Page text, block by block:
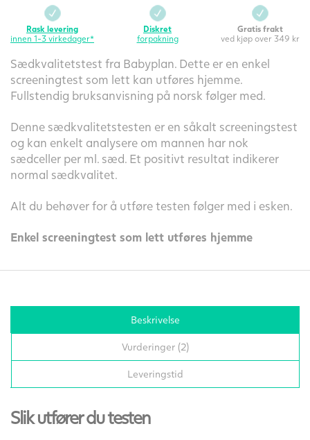
Rask levering
innen 1-3 virkedager*
Diskret
forpakning
Gratis frakt
ved kjøp over 349 kr
Sædkvalitetstest fra Babyplan. Dette er en enkel
screeningtest som lett kan utføres hjemme.
Fullstendig bruksanvisning på norsk følger med.
Denne sædkvalitetstesten er en såkalt screeningstest
og kan enkelt analysere om mannen har nok
sædceller per ml. sæd. Et positivt resultat indikerer
normal sædkvalitet.
Alt du behøver for å utføre testen følger med i esken.
Enkel screeningtest som lett utføres hjemme
Beskrivelse
Vurderinger (2)
Leveringstid
Slik utfører du testen